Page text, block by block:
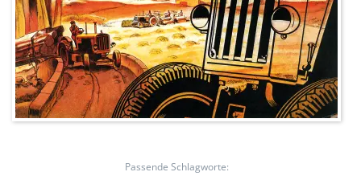
Passende Schlagworte: